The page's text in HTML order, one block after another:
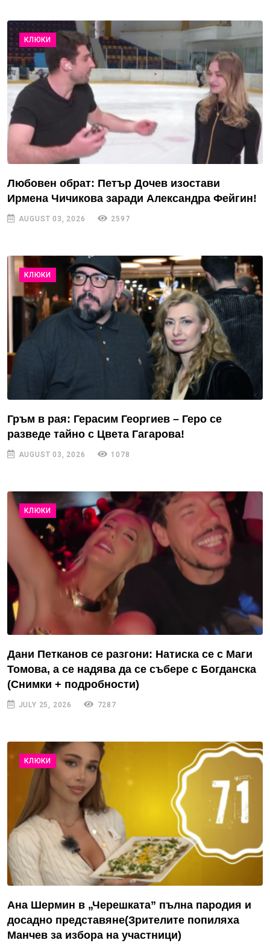
КЛЮКИ
Любовен обрат: Петър Дочев изостави
Ирмена Чичикова заради Александра Фейгин!
AUGUST 03, 2026 2597
КЛЮКИ
Гръм в рая: Герасим Георгиев – Геро се
разведе тайно с Цвета Гагарова!
AUGUST 03, 2026 1078
КЛЮКИ
Дани Петканов се разгони: Натиска се с Маги
Томова, а се надява да се събере с Богданска
(Снимки + подробности)
JULY 25, 2026 7287
КЛЮКИ
Ана Шермин в „Черешката” пълна пародия и
досадно представяне(Зрителите попиляха
Манчев за избора на участници)